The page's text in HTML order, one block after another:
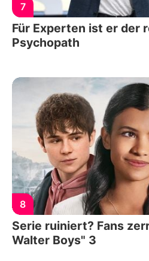
7
Für Experten ist er der
Psychopath
8
Serie ruiniert? Fans
Walter Boys" 3